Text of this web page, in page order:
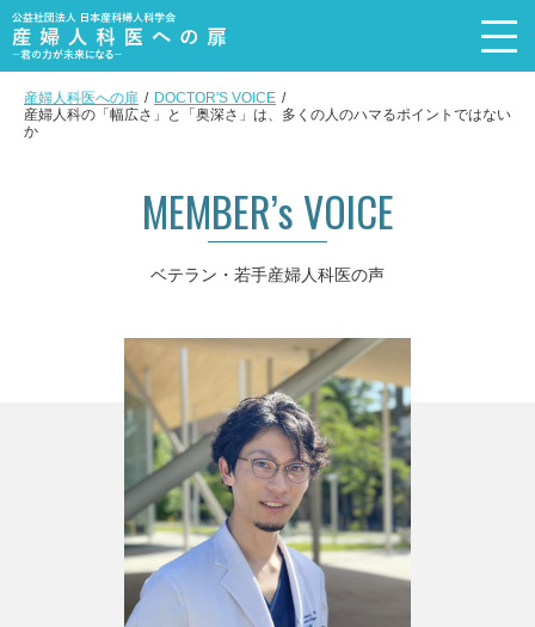
トップページ
メッセージ
Subspecialty
活動内容
産婦人科医の声
産婦人科医の実態
委員会について
産婦人科医への扉
DOCTOR'S VOICE
産婦人科の「幅広さ」と「奥深さ」は、多くの人のハマるポイントではない
か
MEMBER’s VOICE
ベテラン・若手産婦人科医の声